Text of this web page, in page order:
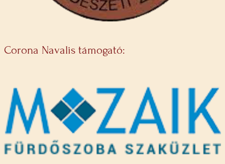
Corona Navalis támogató: